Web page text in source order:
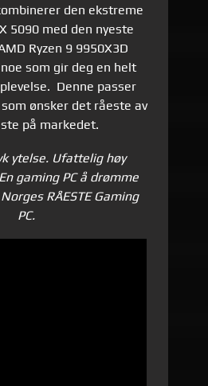
den ekstreme
5090 med den nyeste
Ryzen 9 9950X3D
som gir deg en helt
Denne passer
ønsker det råeste av
på markedet.
ytelse. Ufattelig høy
gaming PC å drømme
RÅESTE Gaming
PC.